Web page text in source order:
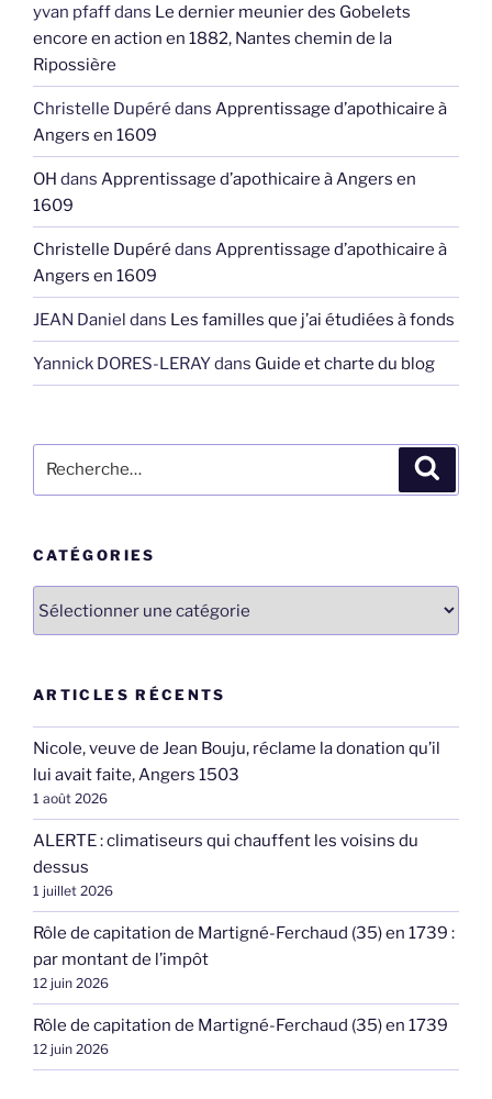
yvan pfaffdans Le dernier meunier des Gobelets
encore en action en 1882, Nantes chemin de la
Ripossière
Christelle Dupéré dans Apprentissage d’apothicaire à
Angers en 1609
OH dans Apprentissage d’apothicaire à Angers en
1609
Christelle Dupéré dans Apprentissage d’apothicaire à
Angers en 1609
JEAN Daniel dans Les familles que j’ai étudiées à fonds
Yannick DORES-LERAYdans Guide et charte du blog
pour
CATÉGORIES
ARTICLES RÉCENTS
Nicole, veuve de Jean Bouju, réclame la donation qu’il
lui avait faite, Angers 1503
1 août 2026
ALERTE : climatiseurs qui chauffent les voisins du
dessus
1 juillet 2026
Rôle de capitation de Martigné-Ferchaud (35) en 1739 :
par montant de l’impôt
12 juin 2026
Rôle de capitation de Martigné-Ferchaud (35) en 1739
12 juin 2026